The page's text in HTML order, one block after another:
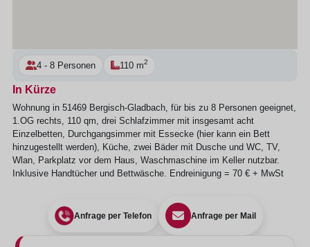
4 - 8 Personen 110 m2
In Kürze
Wohnung in 51469 Bergisch-Gladbach, für bis zu 8 Personen geeignet,
1.OG rechts, 110 qm, drei Schlafzimmer mit insgesamt acht
Einzelbetten, Durchgangsimmer mit Essecke (hier kann ein Bett
hinzugestellt werden), Küche, zwei Bäder mit Dusche und WC, TV,
Wlan, Parkplatz vor dem Haus, Waschmaschine im Keller nutzbar.
Inklusive Handtücher und Bettwäsche. Endreinigung = 70 € + MwSt
Anfrage per Telefon Anfrage per Mail